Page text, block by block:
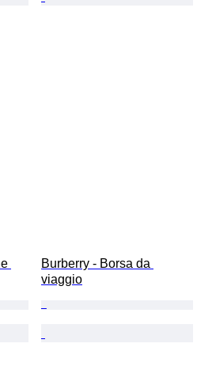
Burberry - Borsa da
viaggio